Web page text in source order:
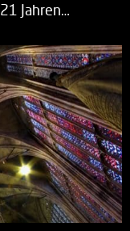
Jahren…